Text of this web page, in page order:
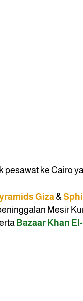
ke Cairo
Giza &
Mesir
Bazaar Khan